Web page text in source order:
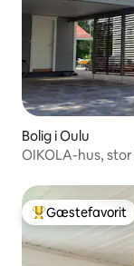
Bolig i Oulu
OIKOLA-hus,
Bedste
Gæstefavorit